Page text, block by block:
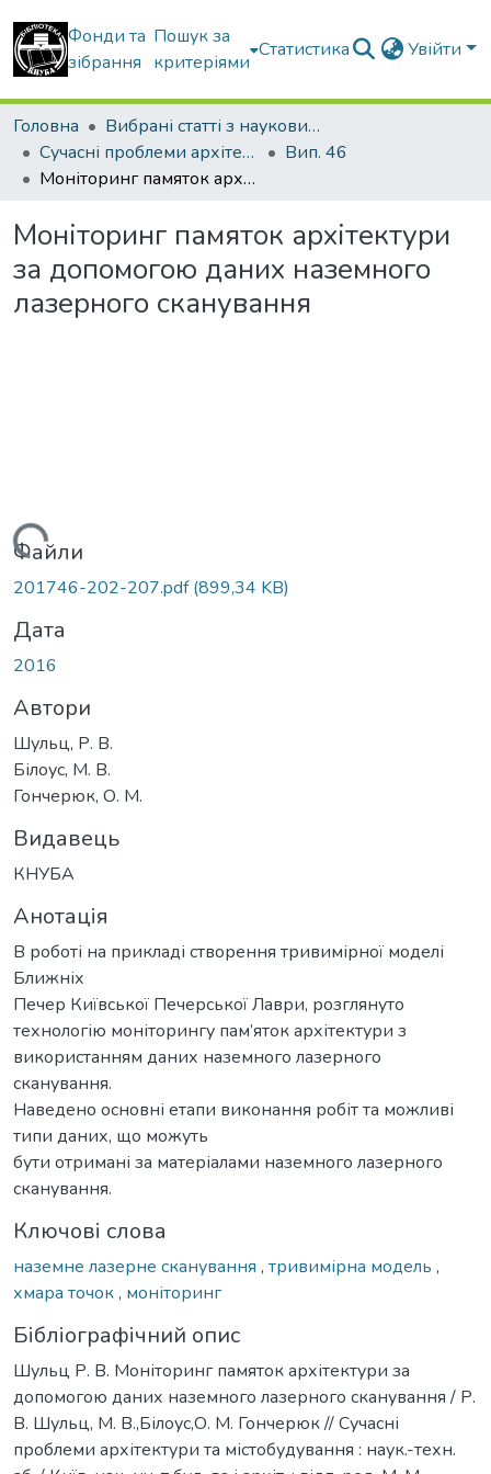
Фонди та
зібрання
Пошук за
критеріями
Статистика Увійти
Головна
Вибрані статті з наукових збірників КНУБА
Сучасні проблеми архітектури та містобудування
Вип. 46
Моніторинг памяток архітектури за допомогою даних наземного лазерного сканування
Моніторинг памяток архітектури
за допомогою даних наземного
лазерного сканування
Файли
201746-202-207.pdf(899,34 KB)
Дата
2016
Автори
Шульц, Р. В.
Білоус, М. В.
Гончерюк, О. М.
Видавець
КНУБА
Анотація
В роботі на прикладі створення тривимірної моделі
Ближніх
Печер Київської Печерської Лаври, розглянуто
технологію моніторингу пам’яток архітектури з
використанням даних наземного лазерного
сканування.
Наведено основні етапи виконання робіт та можливі
типи даних, що можуть
бути отримані за матеріалами наземного лазерного
сканування.
Ключові слова
наземне лазерне сканування , тривимірна модель ,
хмара точок, моніторинг
Бібліографічний опис
Шульц Р. В. Моніторинг памяток архітектури за
допомогою даних наземного лазерного сканування / Р.
В. Шульц, М. В.,Білоус,О. М. Гончерюк // Сучасні
проблеми архітектури та містобудування : наук.-техн.